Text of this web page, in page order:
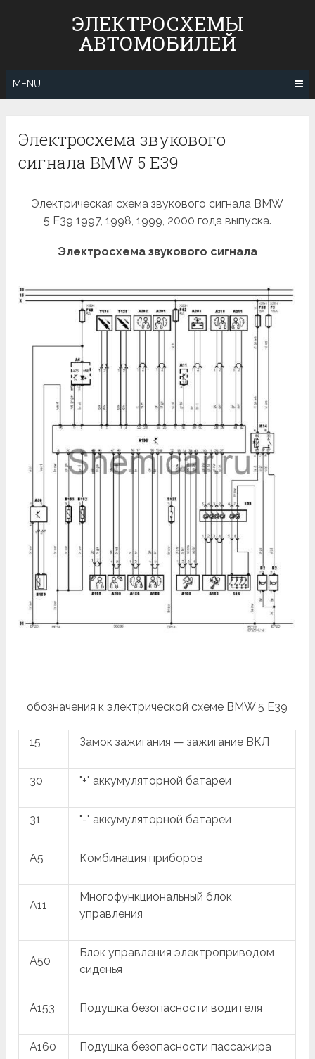
ЭЛЕКТРОСХЕМЫ
АВТОМОБИЛЕЙ
MENU
Электросхема звукового
сигнала BMW 5 E39
Электрическая схема звукового сигнала BMW
5 E39 1997, 1998, 1999, 2000 года выпуска.
Электросхема звукового сигнала
обозначения к электрической схеме BMW 5 E39
15 Замок зажигания — зажигание ВКЛ
30 "+" аккумуляторной батареи
31 "-" аккумуляторной батареи
A5 Комбинация приборов
A11
Многофункциональный блок
управления
A50
Блок управления электроприводом
сиденья
A153 Подушка безопасности водителя
A160 Подушка безопасности пассажира